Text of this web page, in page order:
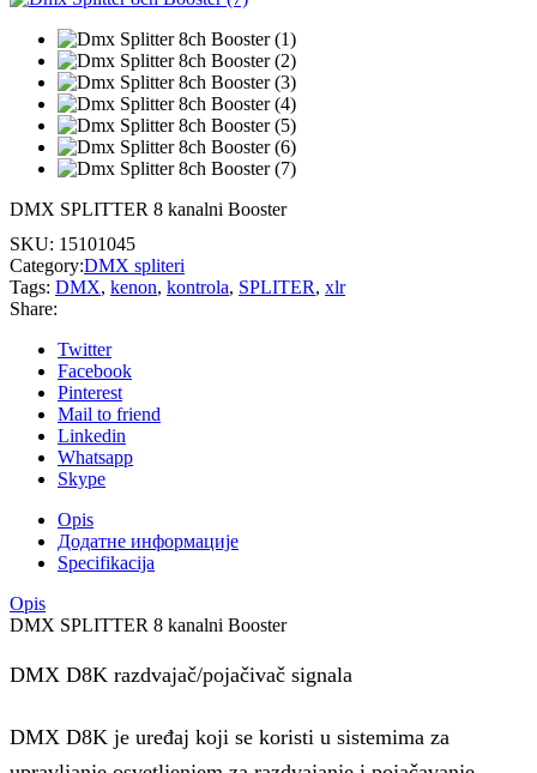
DMX SPLITTER 8 kanalni Booster
SKU: 15101045
Category:DMX spliteri
Tags: DMX, kenon, kontrola, SPLITER, xlr
Share:
Twitter
Facebook
Pinterest
Mail to friend
Linkedin
Whatsapp
Skype
Opis
Додатне информације
Specifikacija
Opis
DMX SPLITTER 8 kanalni Booster
DMX D8K razdvajač/pojačivač signala
DMX D8K je uređaj koji se koristi u sistemima za